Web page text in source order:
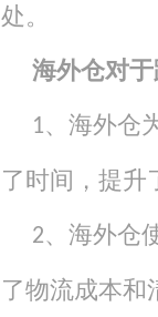
处。
海外仓对
1、 海外仓
了时间，提升
2、 海外仓
了物流成本和